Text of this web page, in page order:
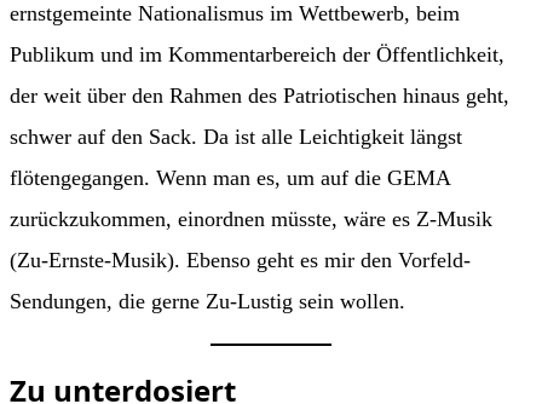
ernstgemeinte Nationalismus im Wettbewerb, beim
Publikum und im Kommentarbereich der Öffentlichkeit,
der weit über den Rahmen des Patriotischen hinaus geht,
schwer auf den Sack. Da ist alle Leichtigkeit längst
flötengegangen. Wenn man es, um auf die GEMA
zurückzukommen, einordnen müsste, wäre es Z-Musik
(Zu-Ernste-Musik). Ebenso geht es mir den Vorfeld-
Sendungen, die gerne Zu-Lustig sein wollen.
Zu unterdosiert